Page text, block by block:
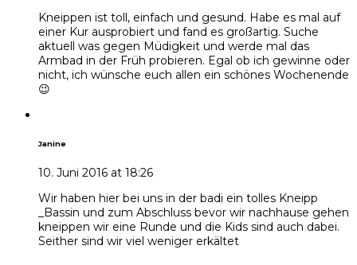
Kneippen ist toll, einfach und gesund. Habe es mal auf
einer Kur ausprobiert und fand es großartig. Suche
aktuell was gegen Müdigkeit und werde mal das
Armbad in der Früh probieren. Egal ob ich gewinne oder
nicht, ich wünsche euch allen ein schönes Wochenende
😉
Janine
10. Juni 2016 at 18:26
Wir haben hier bei uns in der badi ein tolles Kneipp
_Bassin und zum Abschluss bevor wir nachhause gehen
kneippen wir eine Runde und die Kids sind auch dabei.
Seither sind wir viel weniger erkältet